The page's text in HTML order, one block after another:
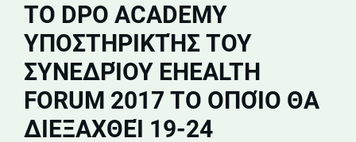
ΤΟ DPO ACADEMY
ΥΠΟΣΤΗΡΙΚΤΉΣ ΤΟΥ
ΣΥΝΕΔΡΊΟΥ EHEALTH
FORUM 2017 ΤΟ ΟΠΟΊΟ ΘΑ
ΔΙΕΞΑΧΘΕΊ 19-24